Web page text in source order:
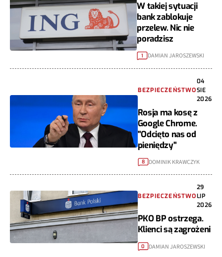
W takiej sytuacji
bank zablokuje
przelew. Nic nie
poradzisz
1 DAMIAN JAROSZEWSKI
BEZPIECZEŃSTWO
04
SIE
2026
Rosja ma kosę z
Google Chrome.
"Odcięto nas od
pieniędzy"
8 DOMINIK KRAWCZYK
BEZPIECZEŃSTWO
29
LIP
2026
PKO BP ostrzega.
Klienci są zagrożeni
0 DAMIAN JAROSZEWSKI